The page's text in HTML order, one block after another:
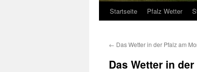
Startseite Pfalz Wetter
← Das Wetter in der Pfalz am
Das Wetter in